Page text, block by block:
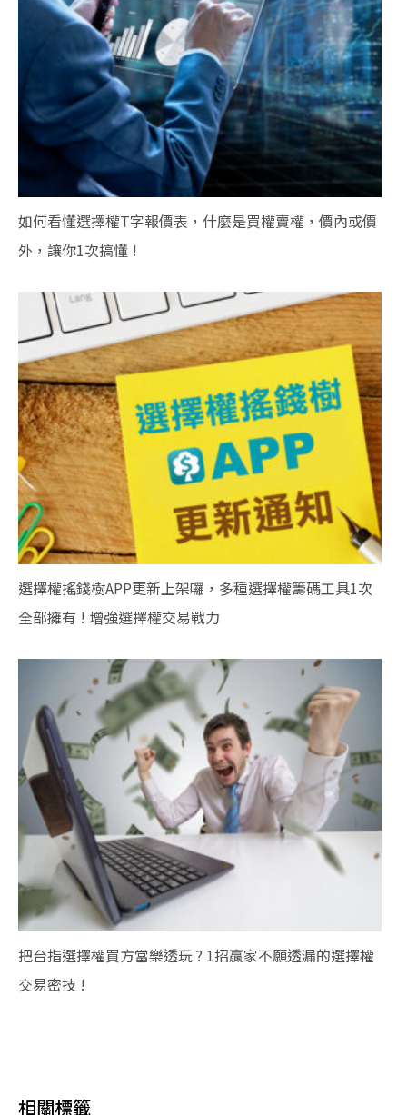
如何看懂選擇權T字報價表，什麼是買權賣權，價內或價
外，讓你1次搞懂 !
選擇權搖錢樹APP更新上架囉，多種選擇權籌碼工具1次
全部擁有 ! 增強選擇權交易戰力
把台指選擇權買方當樂透玩 ? 1招贏家不願透漏的選擇權
交易密技 !
相關標籤